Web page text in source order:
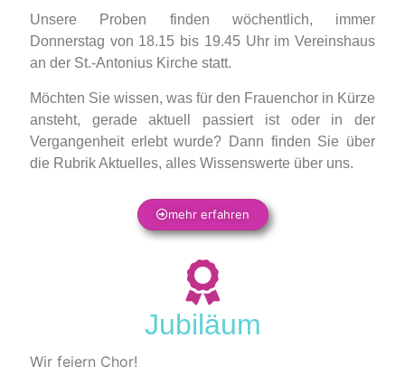
Unsere Proben finden wöchentlich, immer
Donnerstag von 18.15 bis 19.45 Uhr im Vereinshaus
an der St.-Antonius Kirche statt.
Möchten Sie wissen, was für den Frauenchor in Kürze
ansteht, gerade aktuell passiert ist oder in der
Vergangenheit erlebt wurde? Dann finden Sie über
die Rubrik Aktuelles, alles Wissenswerte über uns.
mehr erfahren
Jubiläum
Wir feiern Chor!